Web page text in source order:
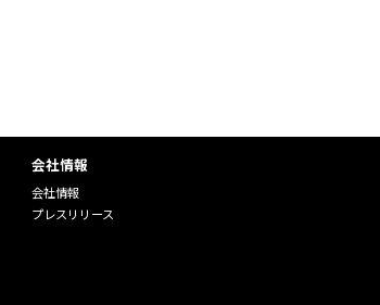
会社情報
会社情報
プレスリリース